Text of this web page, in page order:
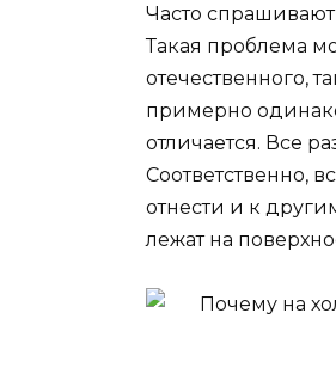
Часто
Такая проблема
отечественного,
примерно
отличается. Все
Соответственно,
отнести и к
лежат на